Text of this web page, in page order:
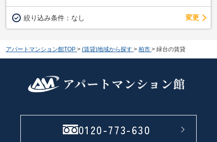
絞り込み条件： なし 変更
アパートマンション館TOP > (賃貸)地域から探す > 柏市 > 緑台の賃貸
0120-773-630